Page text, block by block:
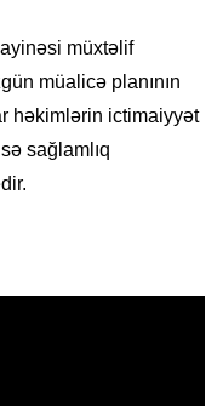
müxtəlif
müalicə planının
həkimlərin ictimaiyyət
sağlamlıq